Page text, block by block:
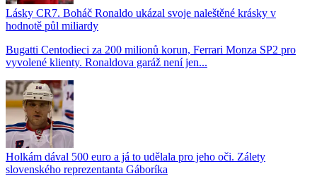
Lásky CR7. Boháč Ronaldo ukázal svoje naleštěné krásky v
hodnotě půl miliardy
Bugatti Centodieci za 200 milionů korun, Ferrari Monza SP2 pro
vyvolené klienty. Ronaldova garáž není jen...
Holkám dával 500 euro a já to udělala pro jeho oči. Zálety
slovenského reprezentanta Gáboríka